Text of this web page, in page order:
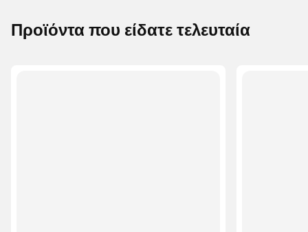
Προϊόντα που είδατε τελευταία